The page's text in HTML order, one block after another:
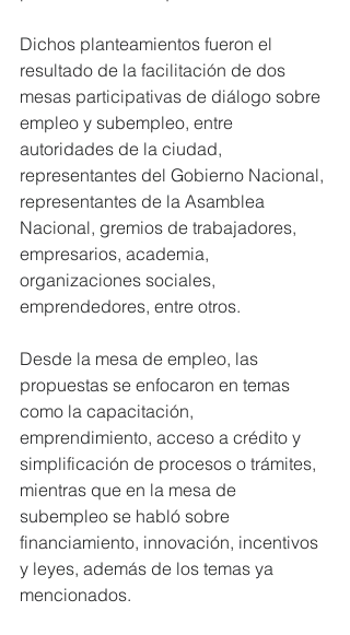
Dichos planteamientos fueron el
resultado de la facilitación de dos
mesas participativas de diálogo sobre
empleo y subempleo, entre
autoridades de la ciudad,
representantes del Gobierno Nacional,
representantes de la Asamblea
Nacional, gremios de trabajadores,
empresarios, academia,
organizaciones sociales,
emprendedores, entre otros.
Desde la mesa de empleo, las
propuestas se enfocaron en temas
como la capacitación,
emprendimiento, acceso a crédito y
simplificación de procesos o trámites,
mientras que en la mesa de
subempleo se habló sobre
financiamiento, innovación, incentivos
y leyes, además de los temas ya
mencionados.